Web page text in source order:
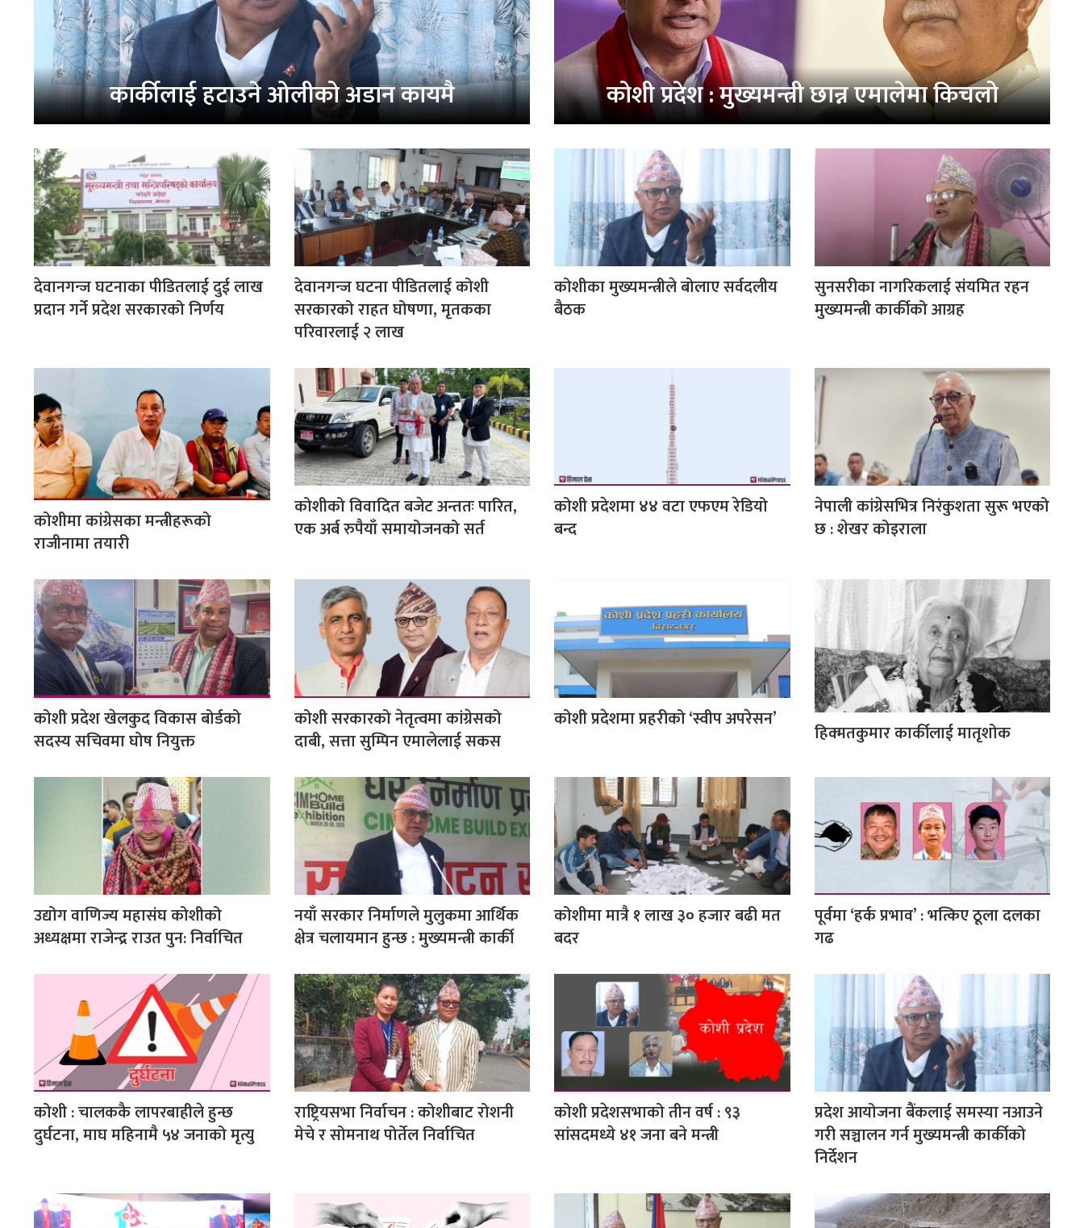
कार्कीलाई हटाउने ओलीको अडान कायमै कोशी प्रदेश : मुख्यमन्त्री छान्न एमालेमा किचलो
देवानगन्ज घटनाका पीडितलाई दुई लाख
प्रदान गर्ने प्रदेश सरकारको निर्णय
देवानगन्ज घटना पीडितलाई कोशी
सरकारको राहत घोषणा, मृतकका
परिवारलाई २ लाख
कोशीका मुख्यमन्त्रीले बोलाए सर्वदलीय
बैठक
सुनसरीका नागरिकलाई संयमित रहन
मुख्यमन्त्री कार्कीको आग्रह
कोशीमा कांग्रेसका मन्त्रीहरूको
राजीनामा तयारी
कोशीको विवादित बजेट अन्ततः पारित,
एक अर्ब रुपैयाँ समायोजनको सर्त
कोशी प्रदेशमा ४४ वटा एफएम रेडियो
बन्द
नेपाली कांग्रेसभित्र निरंकुशता सुरू भएको
छ : शेखर कोइराला
कोशी प्रदेश खेलकुद विकास बोर्डको
सदस्य सचिवमा घोष नियुक्त
कोशी सरकारको नेतृत्वमा कांग्रेसको
दाबी, सत्ता सुम्पिन एमालेलाई सकस
कोशी प्रदेशमा प्रहरीको ‘स्वीप अपरेसन’
हिक्मतकुमार कार्कीलाई मातृशोक
उद्योग वाणिज्य महासंघ कोशीको
अध्यक्षमा राजेन्द्र राउत पुन: निर्वाचित
नयाँ सरकार निर्माणले मुलुकमा आर्थिक
क्षेत्र चलायमान हुन्छ : मुख्यमन्त्री कार्की
कोशीमा मात्रै १ लाख ३० हजार बढी मत
बदर
पूर्वमा ‘हर्क प्रभाव’ : भत्किए ठूला दलका
गढ
कोशी : चालककै लापरबाहीले हुन्छ
दुर्घटना, माघ महिनामै ५४ जनाको मृत्यु
राष्ट्रियसभा निर्वाचन : कोशीबाट रोशनी
मेचे र सोमनाथ पोर्तेल निर्वाचित
कोशी प्रदेशसभाको तीन वर्ष : ९३
सांसदमध्ये ४१ जना बने मन्त्री
प्रदेश आयोजना बैंकलाई समस्या नआउने
गरी सञ्चालन गर्न मुख्यमन्त्री कार्कीको
निर्देशन